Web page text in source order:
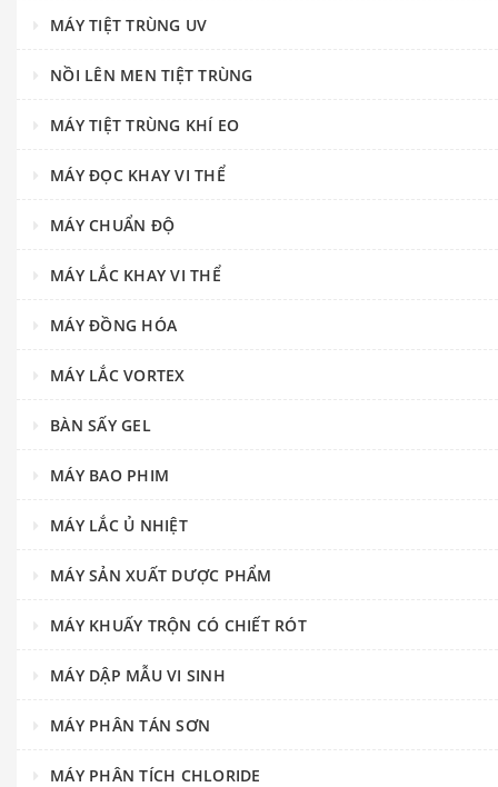
MÁY TIỆT TRÙNG UV
NỒI LÊN MEN TIỆT TRÙNG
MÁY TIỆT TRÙNG KHÍ EO
MÁY ĐỌC KHAY VI THỂ
MÁY CHUẨN ĐỘ
MÁY LẮC KHAY VI THỂ
MÁY ĐỒNG HÓA
MÁY LẮC VORTEX
BÀN SẤY GEL
MÁY BAO PHIM
MÁY LẮC Ủ NHIỆT
MÁY SẢN XUẤT DƯỢC PHẨM
MÁY KHUẤY TRỘN CÓ CHIẾT RÓT
MÁY DẬP MẪU VI SINH
MÁY PHÂN TÁN SƠN
MÁY PHÂN TÍCH CHLORIDE